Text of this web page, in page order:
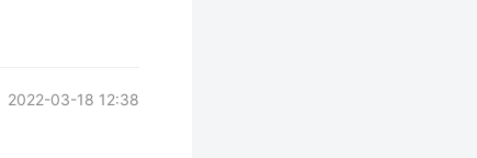
2022-03-18 12:38